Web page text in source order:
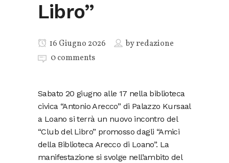
Libro”
16 Giugno 2026 byredazione
0 comments
Sabato 20 giugno alle 17 nella biblioteca
civica “Antonio Arecco” di Palazzo Kursaal
a Loano si terrà un nuovo incontro del
“Club del Libro” promosso dagli “Amici
della Biblioteca Arecco di Loano”. La
manifestazione si svolge nell’ambito del